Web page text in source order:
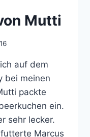
Mutti
auf dem
bei meinen
packte
ein.
sehr lecker.
Marcus